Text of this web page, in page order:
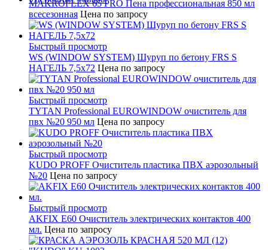
MAKROFLEX 65 PRO Пена профессиональная 850 мл
всесезонная Цена по запросу
Быстрый просмотр
WS (WINDOW SYSTEM) Шуруп по бетону FRS S
НАГЕЛЬ 7,5х72 Цена по запросу
Быстрый просмотр
TYTAN Professional EUROWINDOW очиститель для
пвх №20 950 мл Цена по запросу
Быстрый просмотр
KUDO PROFF Очиститель пластика ПВХ аэрозольный
№20 Цена по запросу
Быстрый просмотр
AKFIX E60 Очиститель электрических контактов 400
мл. Цена по запросу